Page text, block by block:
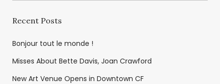
Recent Posts
Bonjour tout le monde !
Misses About Bette Davis, Joan Crawford
New Art Venue Opens in Downtown CF